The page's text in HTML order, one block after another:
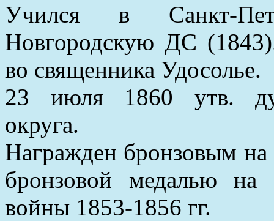
Учился в Санкт-
Новгородскую ДС
во священника Удосолье.
23 июля 1860 утв.
округа.
Награжден бронзовым
бронзовой медалью на
войны 1853-1856 гг.